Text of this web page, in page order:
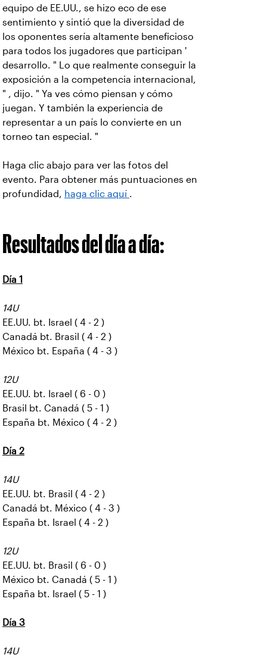
equipo de EE.UU., se hizo eco de ese
sentimiento y sintió que la diversidad de
los oponentes sería altamente beneficioso
para todos los jugadores que participan '
desarrollo. " Lo que realmente conseguir la
exposición a la competencia internacional,
" , dijo. " Ya ves cómo piensan y cómo
juegan. Y también la experiencia de
representar a un país lo convierte en un
torneo tan especial. "
Haga clic abajo para ver las fotos del
evento. Para obtener más puntuaciones en
profundidad, haga clic aquí .
Resultados del día a día:
Día 1
14U
EE.UU. bt. Israel ( 4 - 2 )
Canadá bt. Brasil ( 4 - 2 )
México bt. España ( 4 - 3 )
12U
EE.UU. bt. Israel ( 6 - 0 )
Brasil bt. Canadá ( 5 - 1 )
España bt. México ( 4 - 2 )
Día 2
14U
EE.UU. bt. Brasil ( 4 - 2 )
Canadá bt. México ( 4 - 3 )
España bt. Israel ( 4 - 2 )
12U
EE.UU. bt. Brasil ( 6 - 0 )
México bt. Canadá ( 5 - 1 )
España bt. Israel ( 5 - 1 )
Día 3
14U